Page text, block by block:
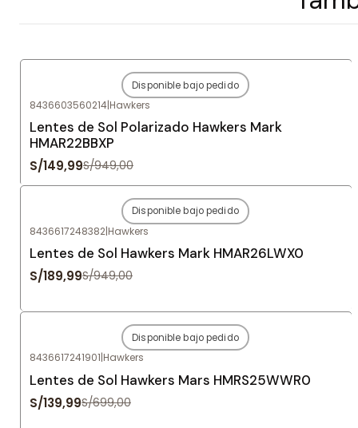
Agotado
Disponible bajo pedido
8436603560214|Hawkers
Lentes de Sol Polarizado Hawkers Mark
HMAR22BBXP
S/149,99S/949,00
Agotado
Disponible bajo pedido
8436617248382|Hawkers
Lentes de Sol Hawkers Mark HMAR26LWX0
S/189,99S/949,00
Agotado
Disponible bajo pedido
8436617241901|Hawkers
Lentes de Sol Hawkers Mars HMRS25WWR0
S/139,99S/699,00